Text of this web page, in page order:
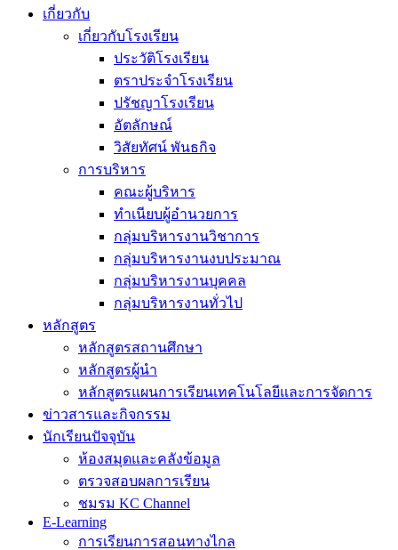
เกี่ยวกับ
เกี่ยวกับโรงเรียน
ประวัติโรงเรียน
ตราประจำโรงเรียน
ปรัชญาโรงเรียน
อัตลักษณ์
วิสัยทัศน์ พันธกิจ
การบริหาร
คณะผู้บริหาร
ทำเนียบผู้อำนวยการ
กลุ่มบริหารงานวิชาการ
กลุ่มบริหารงานงบประมาณ
กลุ่มบริหารงานบุคคล
กลุ่มบริหารงานทั่วไป
หลักสูตร
หลักสูตรสถานศึกษา
หลักสูตรผู้นำ
หลักสูตรแผนการเรียนเทคโนโลยีและการจัดการ
ข่าวสารและกิจกรรม
นักเรียนปัจจุบัน
ห้องสมุดและคลังข้อมูล
ตรวจสอบผลการเรียน
ชมรม KC Channel
E-Learning
การเรียนการสอนทางไกล